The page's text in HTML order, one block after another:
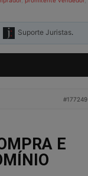
Suporte Juristas.
#177249
E